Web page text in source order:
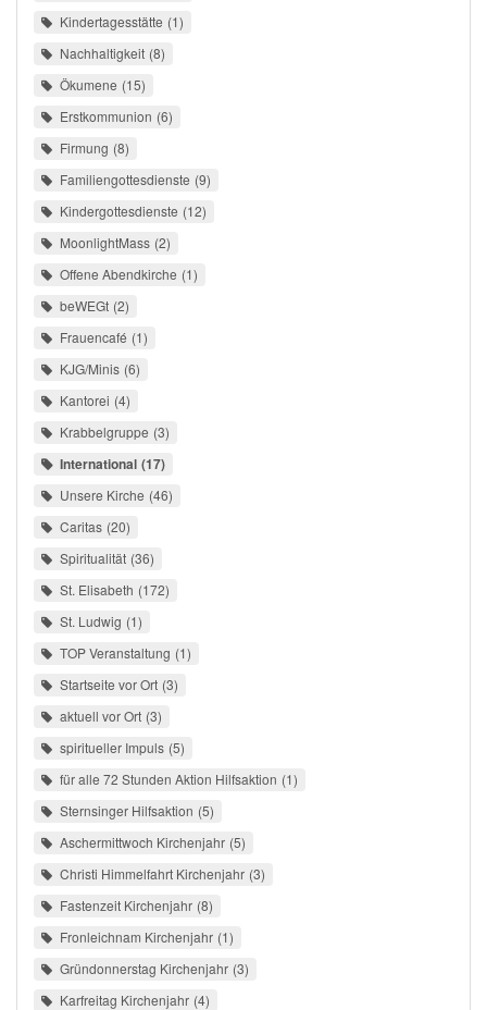
Kindertagesstätte 1
Nachhaltigkeit 8
Ökumene 15
Erstkommunion 6
Firmung 8
Familiengottesdienste 9
Kindergottesdienste 12
MoonlightMass 2
Offene Abendkirche 1
beWEGt 2
Frauencafé 1
KJG/Minis 6
Kantorei 4
Krabbelgruppe 3
International 17
Unsere Kirche 46
Caritas 20
Spiritualität 36
St. Elisabeth 172
St. Ludwig 1
TOP Veranstaltung 1
Startseite vor Ort 3
aktuell vor Ort 3
spiritueller Impuls 5
für alle 72 Stunden Aktion Hilfsaktion 1
Sternsinger Hilfsaktion 5
Aschermittwoch Kirchenjahr 5
Christi Himmelfahrt Kirchenjahr 3
Fastenzeit Kirchenjahr 8
Fronleichnam Kirchenjahr 1
Gründonnerstag Kirchenjahr 3
Karfreitag Kirchenjahr 4